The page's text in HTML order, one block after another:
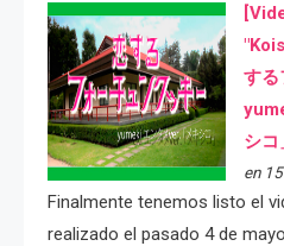
する
シコ
en
Finalmente tenemos listo el
realizado el pasado 4 de